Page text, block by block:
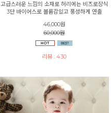
고급스러운 느낌의 소재로 허리에는 비즈로장식
3단 바이어스로 볼륨감있고 풍성하게 연출
46,000원
60,000원
리뷰 : 430